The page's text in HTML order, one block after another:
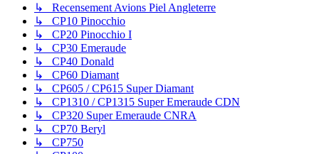
↳ Recensement Avions Piel Angleterre
↳ CP10 Pinocchio
↳ CP20 Pinocchio I
↳ CP30 Emeraude
↳ CP40 Donald
↳ CP60 Diamant
↳ CP605 / CP615 Super Diamant
↳ CP1310 / CP1315 Super Emeraude CDN
↳ CP320 Super Emeraude CNRA
↳ CP70 Beryl
↳ CP750